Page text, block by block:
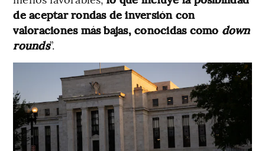
de aceptar rondas de inversión con
valoraciones más bajas, conocidas como down
rounds”.